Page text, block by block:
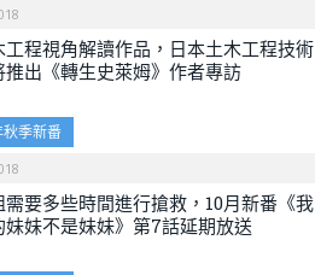
工程視角解讀作品，日本土木工程技術
推出《轉生史萊姆》作者專訪
季新番
需要多些時間進行搶救，10月新番《我
妹妹不是妹妹》第7話延期放送